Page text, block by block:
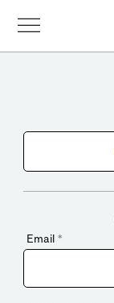
Email *